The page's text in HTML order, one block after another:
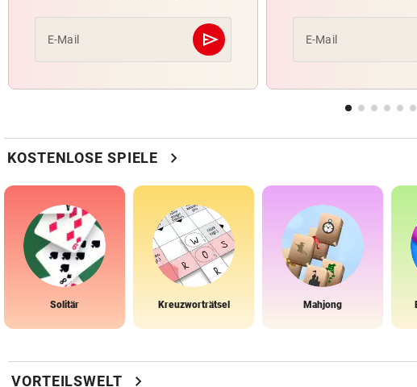
E-Mail send
Abschicken E-Mail
KOSTENLOSE SPIELE chevron_right
Solitär Kreuzworträtsel Mahjong
VORTEILSWELT chevron_right